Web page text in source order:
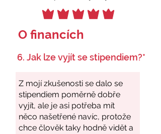
O financích
6. Jak lze vyjít se stipendiem?*